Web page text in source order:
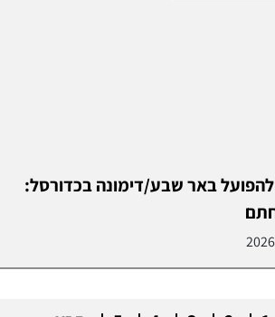
באר שבע/דימונה בכדורסל: